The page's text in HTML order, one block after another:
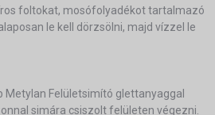
foltokat, mosófolyadékot tartalmazó
le kell dörzsölni, majd vízzel le
Felületsimító glettanyaggal
simára csiszolt felületen végezni.